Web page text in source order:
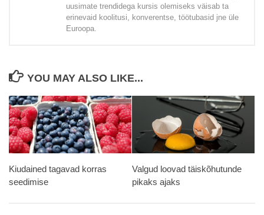
uusimate trendidega kursis olemiseks väisab ta
erinevaid koolitusi, konverentse, töötubasid jne üle
Euroopa.
YOU MAY ALSO LIKE...
Kiudained tagavad korras
seedimise
Valgud loovad täiskõhutunde
pikaks ajaks